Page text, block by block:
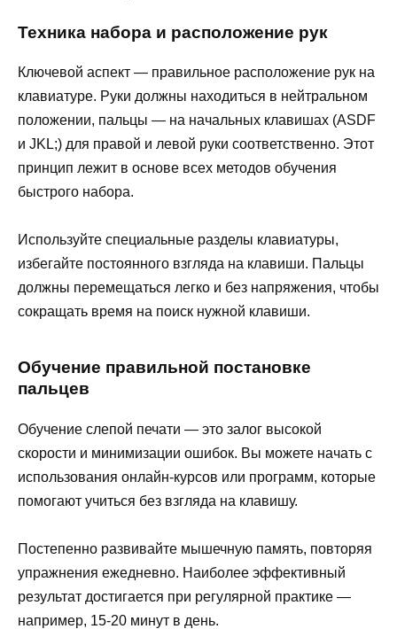
Техника набора и расположение рук
Ключевой аспект — правильное расположение рук на
клавиатуре. Руки должны находиться в нейтральном
положении, пальцы — на начальных клавишах (ASDF
и JKL;) для правой и левой руки соответственно. Этот
принцип лежит в основе всех методов обучения
быстрого набора.
Используйте специальные разделы клавиатуры,
избегайте постоянного взгляда на клавиши. Пальцы
должны перемещаться легко и без напряжения, чтобы
сокращать время на поиск нужной клавиши.
Обучение правильной постановке
пальцев
Обучение слепой печати — это залог высокой
скорости и минимизации ошибок. Вы можете начать с
использования онлайн-курсов или программ, которые
помогают учиться без взгляда на клавишу.
Постепенно развивайте мышечную память, повторяя
упражнения ежедневно. Наиболее эффективный
результат достигается при регулярной практике —
например, 15-20 минут в день.